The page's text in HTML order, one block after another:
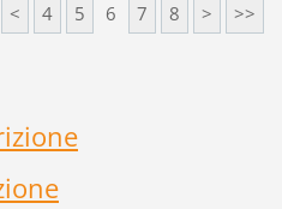
< 4 5 6 7 8 > >>